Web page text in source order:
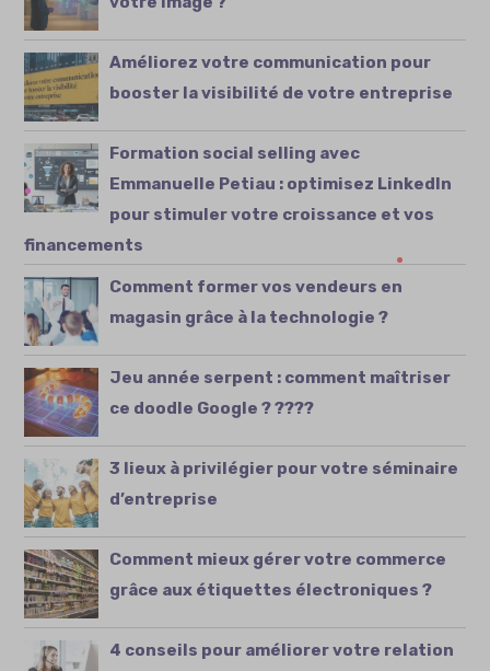
Améliorez votre communication pour
booster la visibilité de votre entreprise
Formation social selling avec
Emmanuelle Petiau : optimisez LinkedIn
pour stimuler votre croissance et vos
financements
Comment former vos vendeurs en
magasin grâce à la technologie ?
Jeu année serpent : comment maîtriser
ce doodle Google ? ????
3 lieux à privilégier pour votre séminaire
d’entreprise
Comment mieux gérer votre commerce
grâce aux étiquettes électroniques ?
4 conseils pour améliorer votre relation